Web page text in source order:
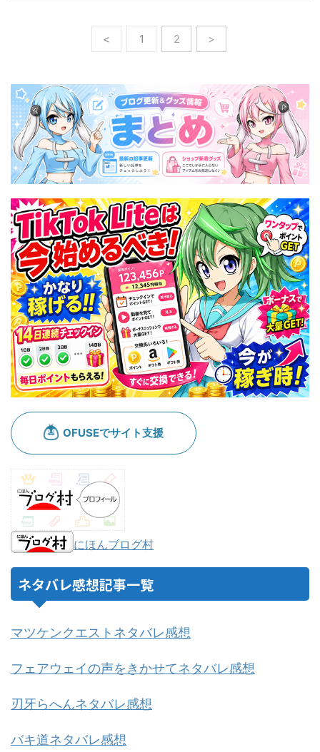
< 1 2 >
にほんブログ村
ネタバレ感想記事一覧
マツケンクエストネタバレ感想
フェアウェイの声をきかせてネタバレ感想
刃牙らへんネタバレ感想
バキ道ネタバレ感想